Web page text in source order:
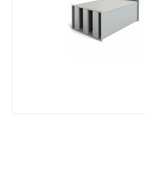
Расходные материалы